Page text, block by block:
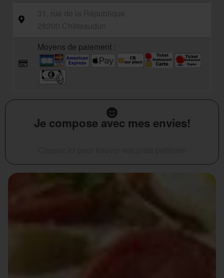
Moyens de paiement :
Je compose avec mes envies!